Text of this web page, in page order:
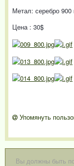
Метал: серебро 900
Цена : 30$
Упомянуть
Вы должны быть